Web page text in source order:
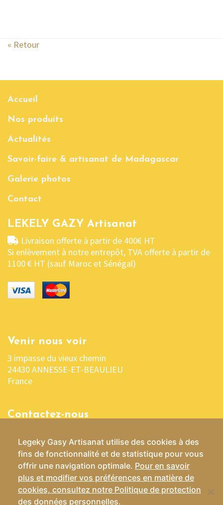
« Retour
Accueil
Nos produits
Actualités
Savoir-faire & artisanat de Madagascar
Galerie photos
Contact
LEKELY GAZY Artisanat
Livraison offerte à partir de 400€ HT
Si enlèvement à notre entrepôt, TVA offerte à partir de
1100 € HT (sauf Maroc et Sénégal)
Venir nous voir
3 impasse du vieux chemin
24430 ANNESSE-ET-BEAULIEU
France
Contactez-nous
contact@lekelygasy-artisanat.fr
Conditions Générales de Vente
Legeky Gasy Artisanat utilise des cookies à des
fins de fonctionnalité et de statistique pour vous
offrir une navigation optimale. Pour en savoir
plus et modifier vos préférences en matière de
cookies, consultez notre Politique de protection
des données personnelles.